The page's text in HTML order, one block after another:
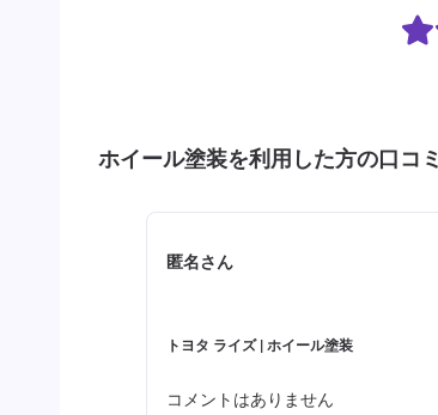
ホイール塗装を利用した方の口コミ
匿名さん
トヨタ ライズ | ホイール塗装
コメントはありません